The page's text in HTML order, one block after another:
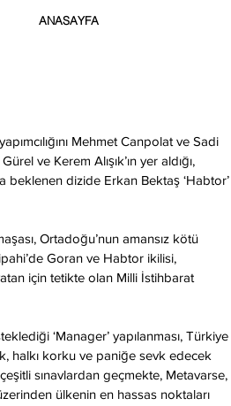
ANASAYFA
Mehmet Canpolat ve Sadi
ve Kerem Alışık’ın yer aldığı,
beklenen dizide Erkan Bektaş ‘Habtor’
Ortadoğu’nun amansız kötü
Goran ve Habtor ikilisi,
için tetikte olan Milli İstihbarat
‘Manager’ yapılanması, Türkiye
halkı korku ve paniğe sevk edecek
sınavlardan geçmekte, Metavarse,
ülkenin en hassas noktaları